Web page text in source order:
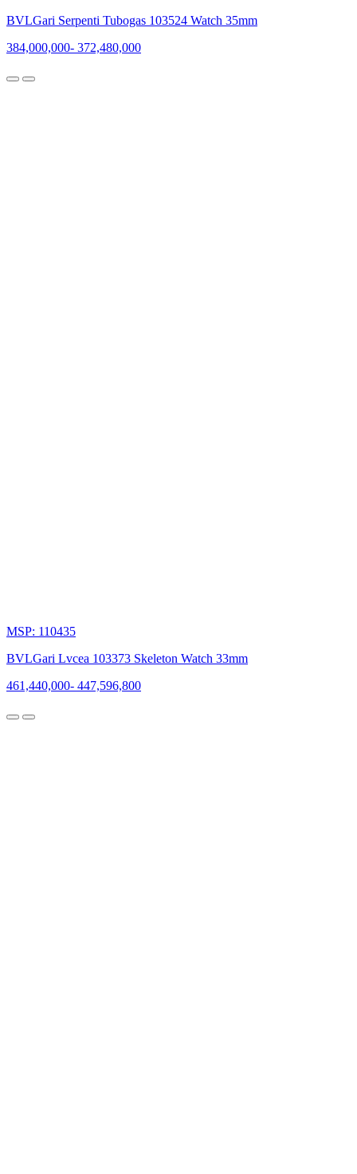
BVLGari Serpenti Tubogas 103524 Watch 35mm
384,000,000- 372,480,000
MSP: 110435
BVLGari Lvcea 103373 Skeleton Watch 33mm
461,440,000- 447,596,800